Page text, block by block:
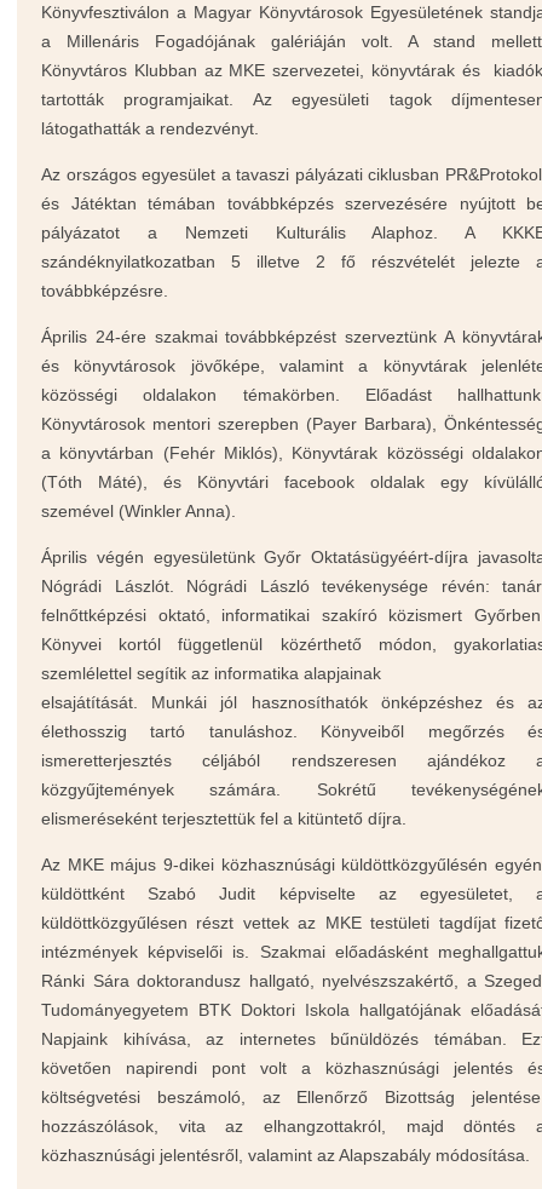
Könyvfesztiválon a Magyar Könyvtárosok Egyesületének
a Millenáris Fogadójának galériáján volt. A stand
Könyvtáros Klubban az MKE szervezetei, könyvtárak és
tartották programjaikat. Az egyesületi tagok
látogathatták a rendezvényt.
Az országos egyesület a tavaszi pályázati ciklusban
és Játéktan témában továbbképzés szervezésére nyújtott
pályázatot a Nemzeti Kulturális Alaphoz. A
szándéknyilatkozatban 5 illetve 2 fő részvételét jelezte
továbbképzésre.
Április 24-ére szakmai továbbképzést szerveztünk A
és könyvtárosok jövőképe, valamint a könyvtárak
közösségi oldalakon témakörben. Előadást
Könyvtárosok mentori szerepben (Payer Barbara),
a könyvtárban (Fehér Miklós), Könyvtárak közösségi
(Tóth Máté), és Könyvtári facebook oldalak egy
szemével (Winkler Anna).
Április végén egyesületünk Győr Oktatásügyéért-díjra
Nógrádi Lászlót. Nógrádi László tevékenysége révén:
felnőttképzési oktató, informatikai szakíró közismert
Könyvei kortól függetlenül közérthető módon,
szemlélettel segítik az informatika alapjainak
elsajátítását. Munkái jól hasznosíthatók önképzéshez és
élethosszig tartó tanuláshoz. Könyveiből megőrzés
ismeretterjesztés céljából rendszeresen ajándékoz
közgyűjtemények számára. Sokrétű
elismeréseként terjesztettük fel a kitüntető díjra.
Az MKE május 9-dikei közhasznúsági küldöttközgyűlésén
küldöttként Szabó Judit képviselte az egyesületet,
küldöttközgyűlésen részt vettek az MKE testületi tagdíjat
intézmények képviselői is. Szakmai előadásként
Ránki Sára doktorandusz hallgató, nyelvészszakértő, a
Tudományegyetem BTK Doktori Iskola hallgatójának
Napjaink kihívása, az internetes bűnüldözés témában.
követően napirendi pont volt a közhasznúsági jelentés
költségvetési beszámoló, az Ellenőrző Bizottság
hozzászólások, vita az elhangzottakról, majd döntés
közhasznúsági jelentésről, valamint az Alapszabály módosítása.